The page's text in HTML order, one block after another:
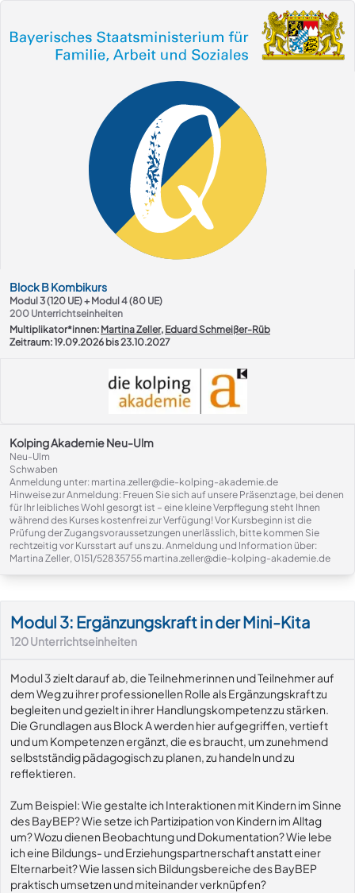
BlockBKombikurs
Modul 3 (120 UE) + Modul 4 (80 UE)
200 Unterrichtseinheiten
Multiplikator*innen: Martina Zeller, Eduard Schmeißer-Rüb
Zeitraum: 19.09.2026 bis 23.10.2027
Kolping Akademie Neu-Ulm
Neu-Ulm
Schwaben
Anmeldung unter: martina.zeller@die-kolping-akademie.de
Hinweise zur Anmeldung: Freuen Sie sich auf unsere Präsenztage, bei denen
für Ihr leibliches Wohl gesorgt ist – eine kleine Verpflegung steht Ihnen
während des Kurses kostenfrei zur Verfügung! Vor Kursbeginn ist die
Prüfung der Zugangsvoraussetzungen unerlässlich, bitte kommen Sie
rechtzeitig vor Kursstart auf uns zu. Anmeldung und Information über:
Martina Zeller, 0151/52835755 martina.zeller@die-kolping-akademie.de
Modul 3: Ergänzungskraft in der Mini-Kita
120Unterrichtseinheiten
Modul 3 zielt darauf ab, die Teilnehmerinnen und Teilnehmer auf
dem Weg zu ihrer professionellen Rolle als Ergänzungskraft zu
begleiten und gezielt in ihrer Handlungskompetenz zu stärken.
Die Grundlagen aus Block A werden hier aufgegriffen, vertieft
und um Kompetenzen ergänzt, die es braucht, um zunehmend
selbstständig pädagogisch zu planen, zu handeln und zu
reflektieren.
Zum Beispiel: Wie gestalte ich Interaktionen mit Kindern im Sinne
des BayBEP? Wie setze ich Partizipation von Kindern im Alltag
um? Wozu dienen Beobachtung und Dokumentation? Wie lebe
ich eine Bildungs- und Erziehungspartnerschaft anstatt einer
Elternarbeit? Wie lassen sich Bildungsbereiche des BayBEP
praktisch umsetzen und miteinander verknüpfen?